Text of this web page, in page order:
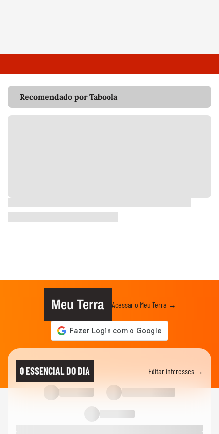
Recomendado por Taboola
Meu Terra Acessar o Meu Terra →
O ESSENCIAL DO DIA Editar interesses →